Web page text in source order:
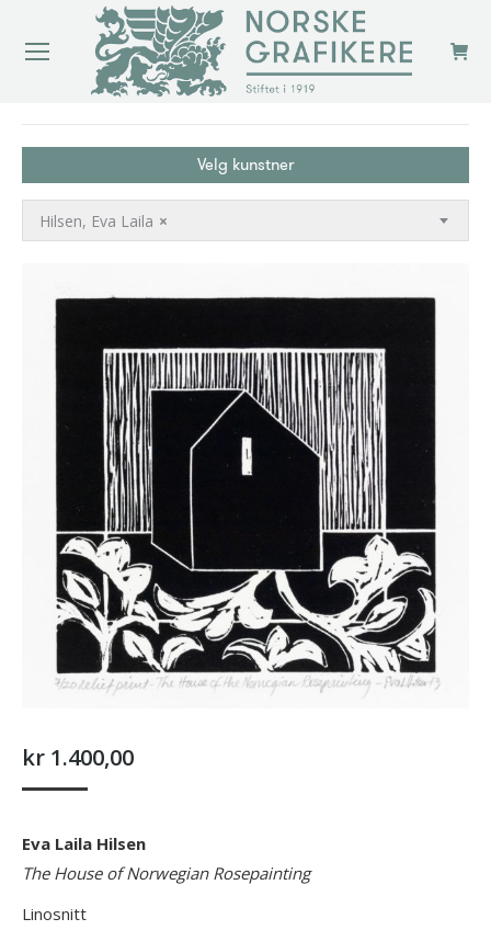
Velg kunstner
×
Hilsen, Eva Laila
kr 1.400,00
Eva Laila Hilsen
The House of Norwegian Rosepainting
Linosnitt